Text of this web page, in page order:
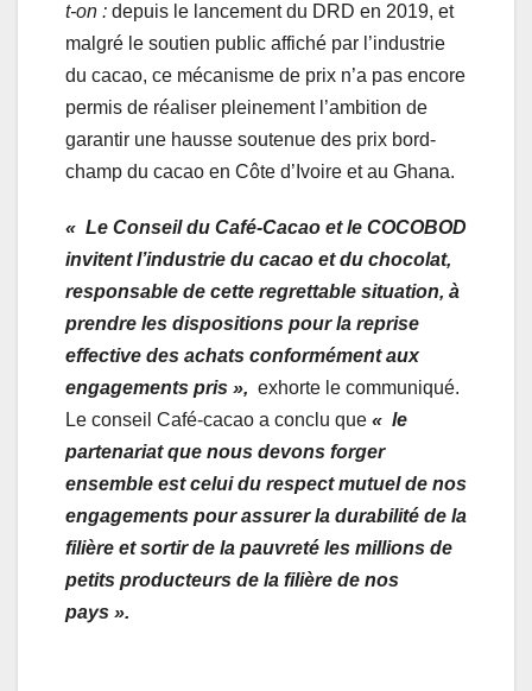
t-on : depuis le lancement du DRD en 2019, et
malgré le soutien public affiché par l’industrie
du cacao, ce mécanisme de prix n’a pas encore
permis de réaliser pleinement l’ambition de
garantir une hausse soutenue des prix bord-
champ du cacao en Côte d’Ivoire et au Ghana.
« Le Conseil du Café-Cacao et le COCOBOD
invitent l’industrie du cacao et du chocolat,
responsable de cette regrettable situation, à
prendre les dispositions pour la reprise
effective des achats conformément aux
engagements pris », exhorte le communiqué.
Le conseil Café-cacao a conclu que « le
partenariat que nous devons forger
ensemble est celui du respect mutuel de nos
engagements pour assurer la durabilité de la
filière et sortir de la pauvreté les millions de
petits producteurs de la filière de nos
pays ».